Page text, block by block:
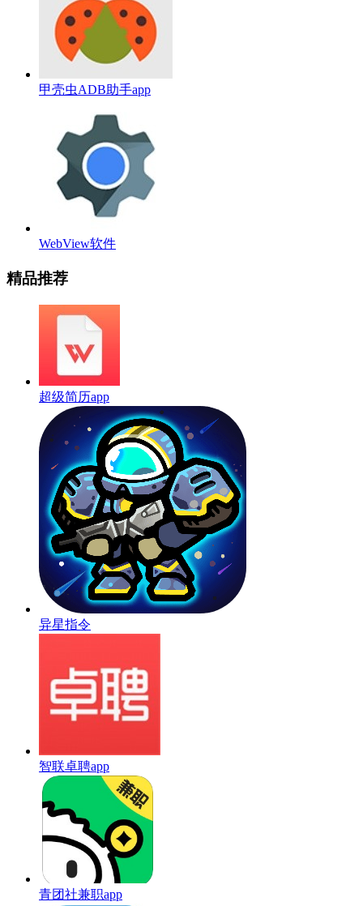
甲壳虫ADB助手app
WebView软件
精品推荐
超级简历app
异星指令
智联卓聘app
青团社兼职app